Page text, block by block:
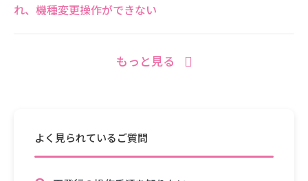
れ、機種変更操作ができない
もっと見る
よく見られているご質問